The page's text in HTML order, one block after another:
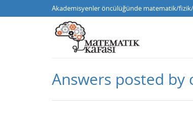
Akademisyenler öncülüğünde matematik/
Answers posted by